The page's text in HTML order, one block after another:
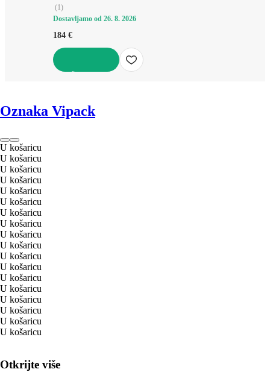
(1)
Dostavljamo od 26. 8. 2026
184 €
Oznaka Vipack
U košaricu
U košaricu
U košaricu
U košaricu
U košaricu
U košaricu
U košaricu
U košaricu
U košaricu
U košaricu
U košaricu
U košaricu
U košaricu
U košaricu
U košaricu
U košaricu
U košaricu
U košaricu
Otkrijte više